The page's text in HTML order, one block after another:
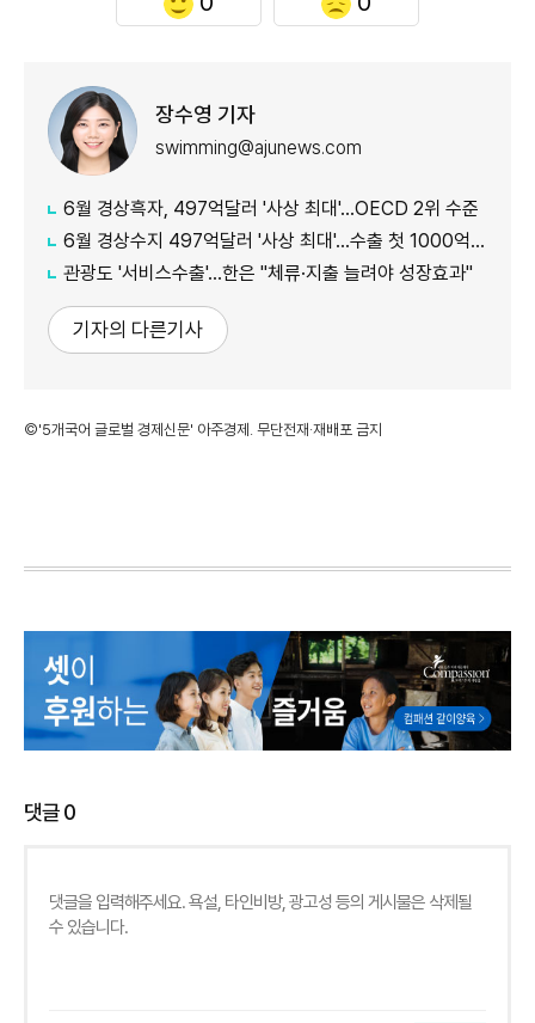
장수영 기자
swimming@ajunews.com
6월 경상흑자, 497억달러 '사상 최대'…OECD 2위 수준
6월 경상수지 497억달러 '사상 최대'…수출 첫 1000억달러 돌파
관광도 '서비스수출'…한은 "체류·지출 늘려야 성장효과"
기자의 다른기사
©'5개국어 글로벌 경제신문' 아주경제. 무단전재·재배포 금지
댓글0